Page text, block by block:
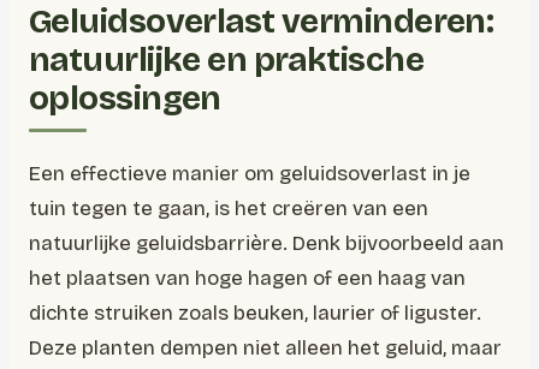
Geluidsoverlast verminderen:
natuurlijke en praktische
oplossingen
Een effectieve manier om geluidsoverlast in je
tuin tegen te gaan, is het creëren van een
natuurlijke geluidsbarrière. Denk bijvoorbeeld aan
het plaatsen van hoge hagen of een haag van
dichte struiken zoals beuken, laurier of liguster.
Deze planten dempen niet alleen het geluid, maar